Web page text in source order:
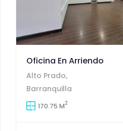
Oficina En Arriendo
Alto Prado,
Barranquilla
170.75 M2